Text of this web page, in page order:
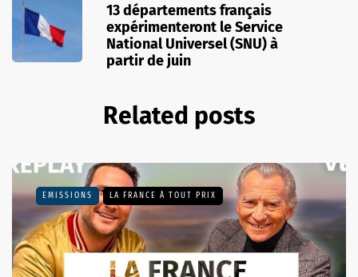
13 départements français
expérimenteront le Service
National Universel (SNU) à
partir de juin
Related posts
EMISSIONS LA FRANCE À TOUT PRIX